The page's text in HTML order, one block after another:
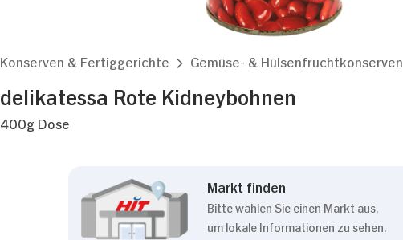
Konserven & Fertiggerichte Gemüse- & Hülsenfruchtkonserven
delikatessa Rote Kidneybohnen
400g Dose
Markt finden
Bitte wählen Sie einen Markt aus,
um lokale Informationen zu sehen.